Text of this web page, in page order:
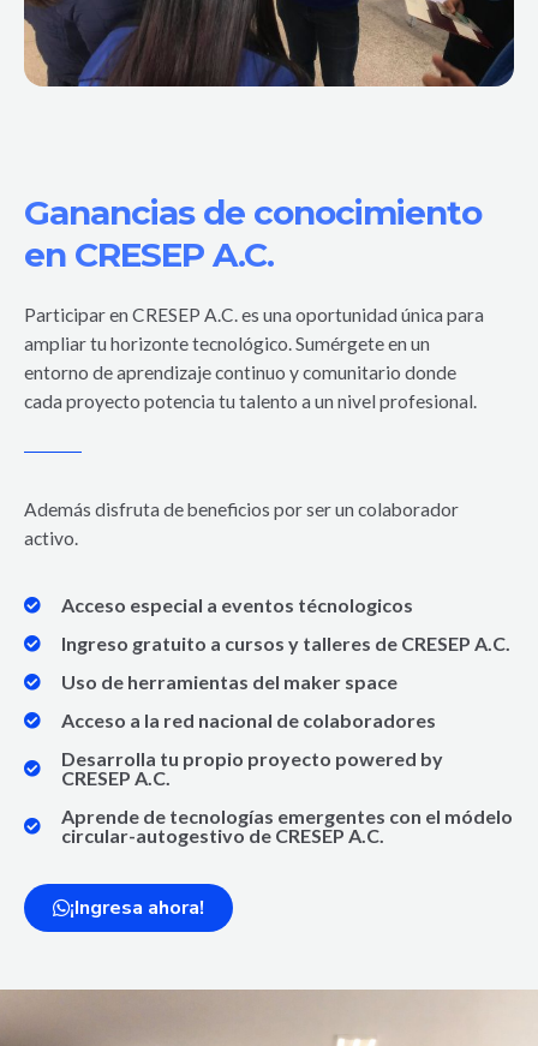
Ganancias de conocimiento
en CRESEP A.C.
Participar en CRESEP A.C. es una oportunidad única para
ampliar tu horizonte tecnológico. Sumérgete en un
entorno de aprendizaje continuo y comunitario donde
cada proyecto potencia tu talento a un nivel profesional.
Además disfruta de beneficios por ser un colaborador
activo.
Acceso especial a eventos técnologicos
Ingreso gratuito a cursos y talleres de CRESEP A.C.
Uso de herramientas del maker space
Acceso a la red nacional de colaboradores
Desarrolla tu propio proyecto powered by
CRESEP A.C.
Aprende de tecnologías emergentes con el módelo
circular-autogestivo de CRESEP A.C.
¡Ingresa ahora!